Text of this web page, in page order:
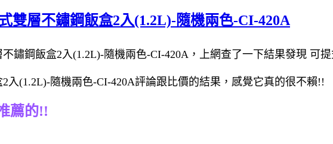
雙層不鏽鋼飯盒2入(1.2L)-隨機兩色-CI-420A
鏽鋼飯盒2入(1.2L)-隨機兩色-CI-420A，上網查了一下結果發現 可
2入(1.2L)-隨機兩色-CI-420A評論跟比價的結果，感覺它真的很不賴!!
薦的!!